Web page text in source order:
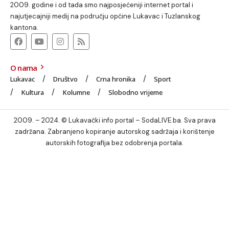
2009. godine i od tada smo najposjećeniji internet portal i
najutjecajniji medij na području općine Lukavac i Tuzlanskog
kantona.
O nama
Lukavac Društvo Crna hronika
Sport
Kultura
Kolumne Slobodno vrijeme
2009. – 2024. © Lukavački info portal – SodaLIVE.ba. Sva prava
zadržana. Zabranjeno kopiranje autorskog sadržaja i korištenje
autorskih fotografija bez odobrenja portala.